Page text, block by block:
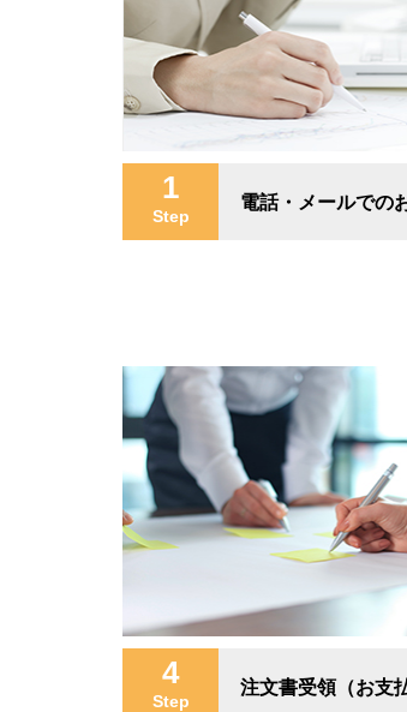
1
Step
電話・メールでの
4
Step
注文書受領（お支